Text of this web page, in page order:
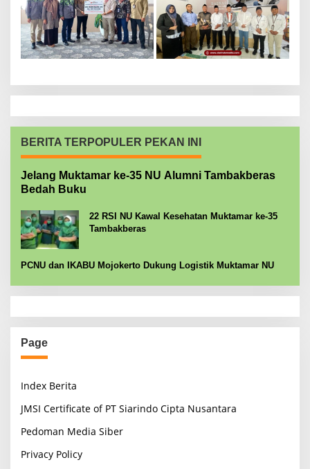
BERITA TERPOPULER PEKAN INI
Jelang Muktamar ke-35 NU Alumni Tambakberas
Bedah Buku
22 RSI NU Kawal Kesehatan Muktamar ke-35
Tambakberas
PCNU dan IKABU Mojokerto Dukung Logistik Muktamar NU
Page
Index Berita
JMSI Certificate of PT Siarindo Cipta Nusantara
Pedoman Media Siber
Privacy Policy